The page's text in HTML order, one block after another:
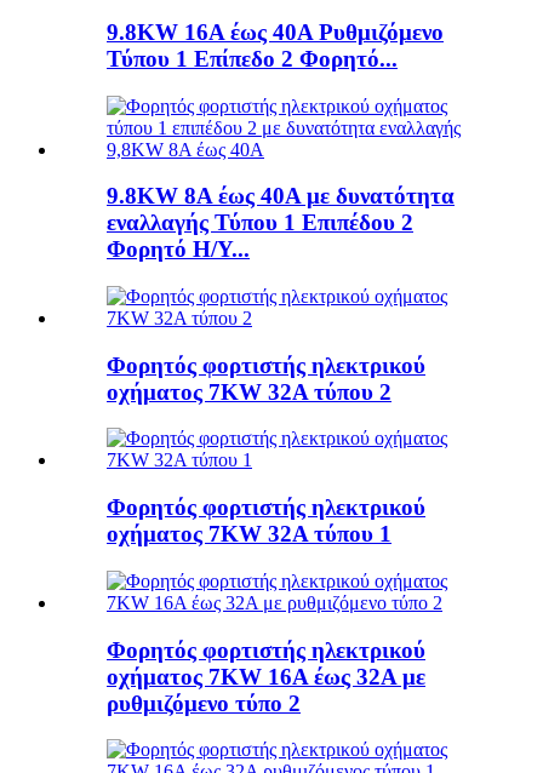
9.8KW 16A έως 40A Ρυθμιζόμενο
Τύπου 1 Επίπεδο 2 Φορητό...
9.8KW 8A έως 40A με δυνατότητα
εναλλαγής Τύπου 1 Επιπέδου 2
Φορητό Η/Υ...
Φορητός φορτιστής ηλεκτρικού
οχήματος 7KW 32A τύπου 2
Φορητός φορτιστής ηλεκτρικού
οχήματος 7KW 32A τύπου 1
Φορητός φορτιστής ηλεκτρικού
οχήματος 7KW 16A έως 32A με
ρυθμιζόμενο τύπο 2